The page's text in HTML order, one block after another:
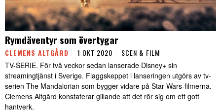
Rymdäventyr som övertygar
CLEMENS ALTGÅRD 1 OKT 2020 SCEN & FILM
TV-SERIE. För två veckor sedan lanserade Disney+ sin
streamingtjänst i Sverige. Flaggskeppet i lanseringen utgörs av tv-
serien The Mandalorian som bygger vidare på Star Wars-filmerna.
Clemens Altgård konstaterar gillande att det rör sig om ett gott
hantverk.